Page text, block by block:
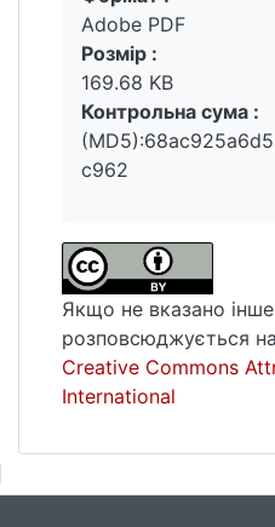
Adobe PDF
Розмір :
169.68 KB
Контрольна сума :
c962
Якщо не вказано
розповсюджується на
Creative Commons
International